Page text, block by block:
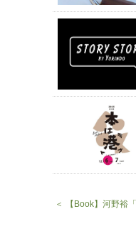
＜ 【Book】河野裕